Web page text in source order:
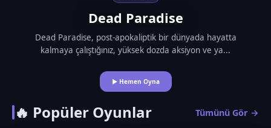
Dead Paradise
Dead Paradise, post-apokaliptik bir dünyada hayatta
kalmaya çalıştığınız, yüksek dozda aksiyon ve ya...
▶ Hemen Oyna
🔥 Popüler Oyunlar Tümünü Gör →